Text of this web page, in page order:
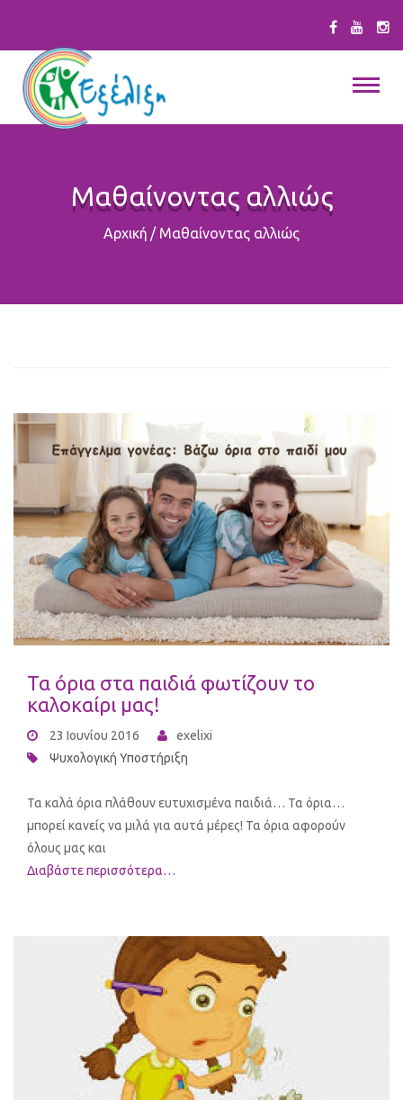
Μαθαίνοντας αλλιώς
Αρχική /Μαθαίνοντας αλλιώς
Τα όρια στα παιδιά φωτίζουν το
καλοκαίρι μας!
23 Ιουνίου 2016
exelixi
Ψυχολογική Υποστήριξη
Τα καλά όρια πλάθουν ευτυχισμένα παιδιά… Τα όρια…
μπορεί κανείς να μιλά για αυτά μέρες! Τα όρια αφορούν
όλους μας και
Διαβάστε περισσότερα…